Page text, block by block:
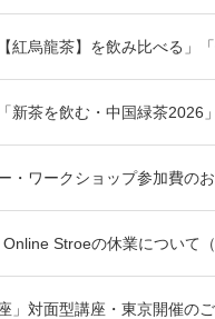
紅烏龍茶】を飲み比べる」
新茶を飲む・中国緑茶2026
・ワークショップ参加費の
Stroeの休業について
」対面型講座・東京開催の